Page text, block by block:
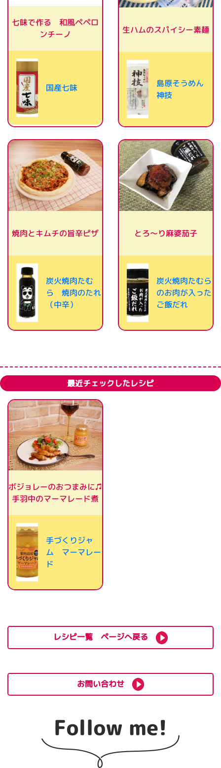
七味で作る 和風ペペロ
ンチーノ
国産七味
生ハムのスパイシー素麺
島原そうめん
神技
焼肉とキムチの旨辛ピザ
炭火焼肉たむ
ら 焼肉のたれ
（中辛）
とろ～り麻婆茄子
炭火焼肉たむら
のお肉が入った
ご飯だれ
最近チェックしたレシピ
ボジョレーのおつまみに♫
手羽中のマーマレード煮
手づくりジャ
ム マーマレー
ド
レシピ一覧 ページへ戻る
お問い合わせ